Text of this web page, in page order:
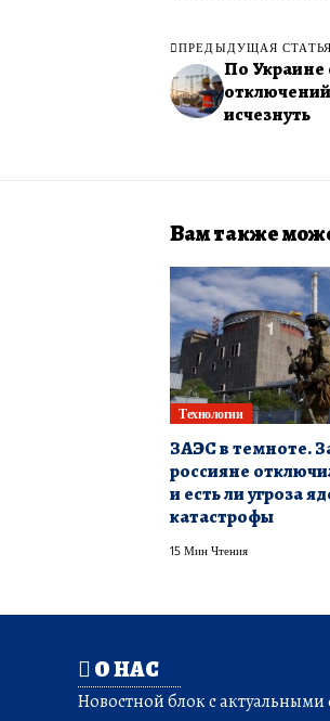
ПРЕДЫДУЩАЯ СТАТЬЯ
По Украине
исчезнуть
Вам также
Технологии
ЗАЭС в темноте.
россияне
и есть ли угроза
катастрофы
15 Мин Чтения
О НАС
Новостной блок с